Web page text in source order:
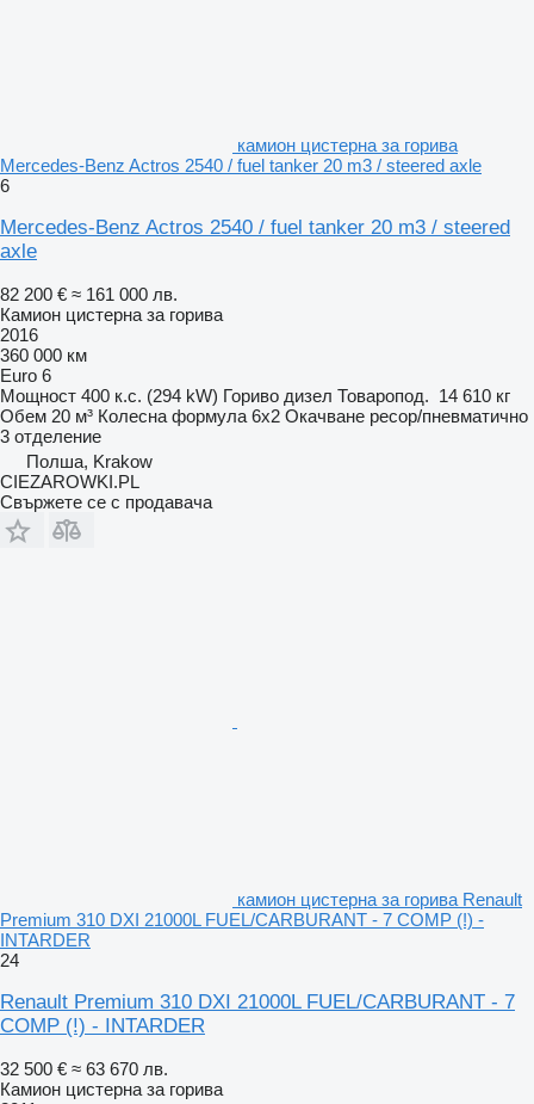
камион цистерна за горива
Mercedes-Benz Actros 2540 / fuel tanker 20 m3 / steered axle
6
Mercedes-Benz Actros 2540 / fuel tanker 20 m3 / steered
axle
82 200 € ≈ 161 000 лв.
Камион цистерна за горива
2016
360 000 км
Euro 6
Мощност 400 к.с. (294 kW) Гориво дизел Товаропод. 14 610 кг
Обем 20 м³ Колесна формула 6x2 Окачване ресор/пневматично
3 отделение
Полша, Krakow
CIEZAROWKI.PL
Свържете се с продавача
камион цистерна за горива Renault
Premium 310 DXI 21000L FUEL/CARBURANT - 7 COMP (!) -
INTARDER
24
Renault Premium 310 DXI 21000L FUEL/CARBURANT - 7
COMP (!) - INTARDER
32 500 € ≈ 63 670 лв.
Камион цистерна за горива